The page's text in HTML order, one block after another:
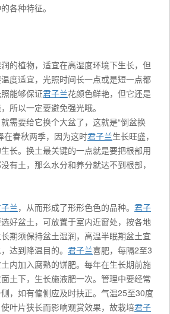
各种特征。
的植物，适宜在高湿度环境下生长，但
度适宜，光照时间长一点或是短一点都
能够保证君子兰花颜色鲜艳，但它还是
所以一定要避免强光哦。
需要给它换个大盆了，这就是“倒盆换
在春秋两季，因为这时君子兰生长旺盛，
长。换土最关键的一点就是要把根部用
有土，那么水分和养分就达不到根部，
兰，从而形成了形形色色的品种。 君子
好盆土，可放置于室内近窗处，按各地
期须保持盆土湿润，高温半眠期盆土宜
达到降温目的。 君子兰喜肥，每隔2至3
内加入腐熟的饼肥。每年在生长期前施
土下，生长施液肥一次。管理中要经常
，如有偏侧应及时扶正。气温25至30度
叶片狭长而影响观赏效果，故栽培君子